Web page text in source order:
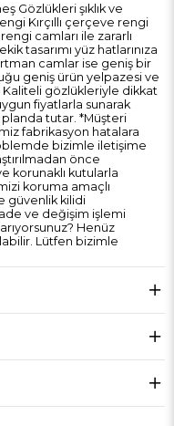
Gözlükleri şıklık ve
Kırçıllı çerçeve rengi
camları ile zararlı
tasarımı yüz hatlarınıza
camlar ise geniş bir
geniş ürün yelpazesi ve
Kaliteli gözlükleriyle dikkat
fiyatlarla sunarak
tutar. *Müşteri
fabrikasyon hatalara
bizimle iletişime
önce
korunaklı kutularla
koruma amaçlı
güvenlik kilidi
ve değişim işlemi
Henüz
Lütfen bizimle